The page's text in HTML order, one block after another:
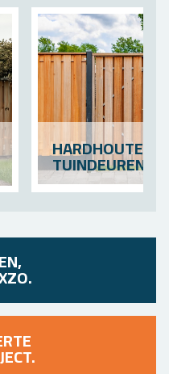
HARD­HOUTEN
TUIN­DEUREN